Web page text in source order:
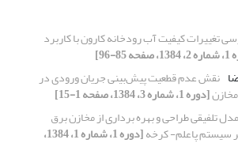
تغییرات کیفیت آب رودخانه کارون با کاربرد
96]
نقش عدم قطعیت پیش‌بینی جریان ورودی در
[دوره 1، شماره 3، 1384، صفحه 1-15]
مدل تلفیقی طراحی و بهره برداری از مخازن برق
سیستم پاعلم- کرخه [دوره 1، شماره 1، 1384،